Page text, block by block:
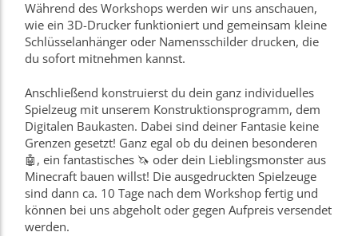
Während des Workshops werden wir uns anschauen,
wie ein 3D-Drucker funktioniert und gemeinsam kleine
Schlüsselanhänger oder Namensschilder drucken, die
du sofort mitnehmen kannst.
Anschließend konstruierst du dein ganz individuelles
Spielzeug mit unserem Konstruktionsprogramm, dem
Digitalen Baukasten. Dabei sind deiner Fantasie keine
Grenzen gesetzt! Ganz egal ob du deinen besonderen
🤖, ein fantastisches 🦄 oder dein Lieblingsmonster aus
Minecraft bauen willst! Die ausgedruckten Spielzeuge
sind dann ca. 10 Tage nach dem Workshop fertig und
können bei uns abgeholt oder gegen Aufpreis versendet
werden.